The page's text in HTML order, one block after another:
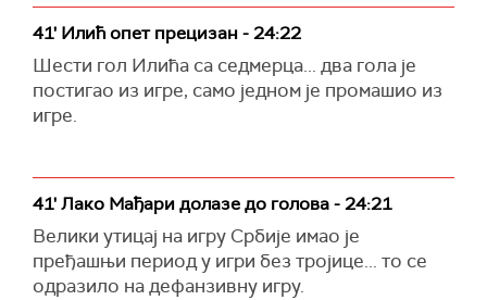
41' Илић опет прецизан - 24:22
Шести гол Илића са седмерца... два гола је
постигао из игре, само једном је промашио из
игре.
41' Лако Мађари долазе до голова - 24:21
Велики утицај на игру Србије имао је
пређашњи период у игри без тројице... то се
одразило на дефанзивну игру.